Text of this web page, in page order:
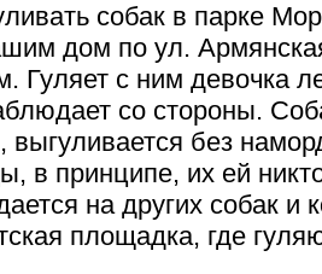
собак в парке
дом по ул.
Гуляет с ним девочка
со стороны.
выгуливается без
в принципе, их ей
на других собак и
площадка, где